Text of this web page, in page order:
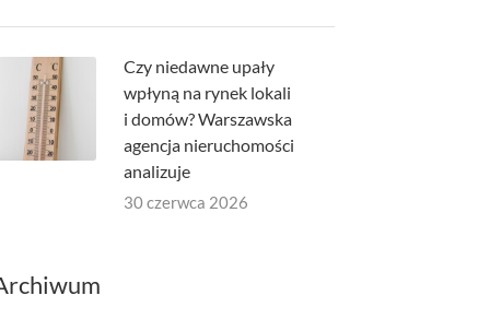
Czy niedawne upały
wpłyną na rynek lokali
i domów? Warszawska
agencja nieruchomości
analizuje
30 czerwca 2026